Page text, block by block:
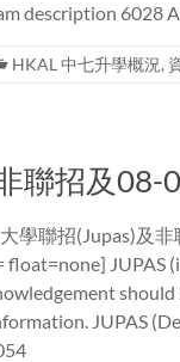
description 6028
HKAL 中七升學概況,
聯招及08-
學聯招(Jupas)及
float=none] JUPAS
JUPAS